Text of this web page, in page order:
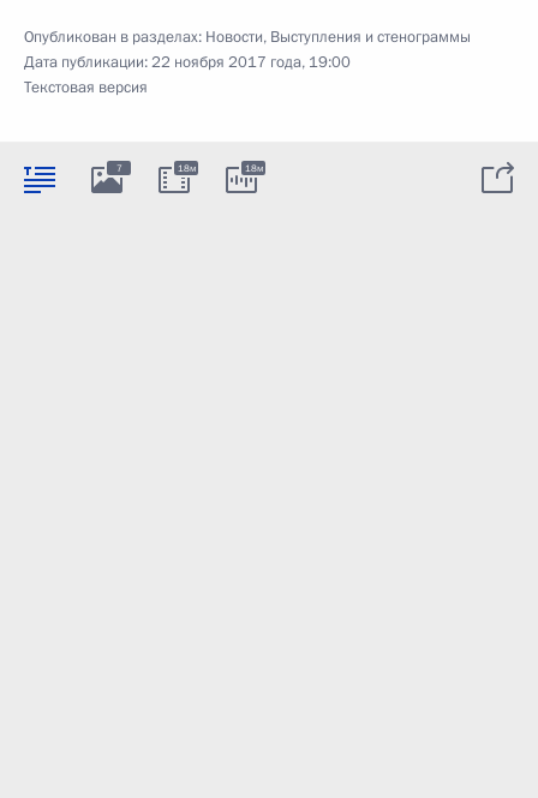
Опубликован в разделах: Новости, Выступления и стенограммы
Дата публикации:22 ноября 2017 года, 19:00
Текстовая версия
7 18м 18м